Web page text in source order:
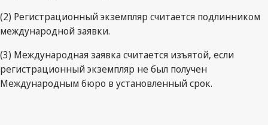
(2) Регистрационный экземпляр считается подлинником
международной заявки.
(3) Международная заявка считается изъятой, если
регистрационный экземпляр не был получен
Международным бюро в установленный срок.